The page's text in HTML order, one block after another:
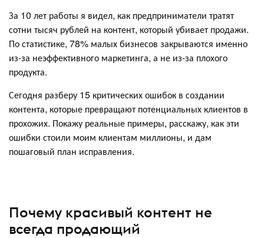
За 10 лет работы я видел, как предприниматели тратят
сотни тысяч рублей на контент, который убивает продажи.
По статистике, 78% малых бизнесов закрываются именно
из-за неэффективного маркетинга, а не из-за плохого
продукта.
Сегодня разберу 15 критических ошибок в создании
контента, которые превращают потенциальных клиентов в
прохожих. Покажу реальные примеры, расскажу, как эти
ошибки стоили моим клиентам миллионы, и дам
пошаговый план исправления.
Почему красивый контент не
всегда продающий